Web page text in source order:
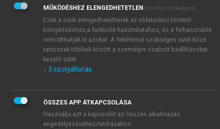
Adatkezelési tájékoztatóbanfoglaltakat tudomásul
veszem és elfogadom.
Általános vásárlási feltételeket, valamint a szotar.netés a
mersz.huoldalak licencszerződéseiben foglaltakat
tudomásul veszem és elfogadom.
KIPRÓBÁLOM
MŰKÖDÉSHEZ ELENGEDHETETLEN (mindig szükséges)
Ezek a sütik elengedhetetlenek az oldalunkon történő
böngészéshez,a funkciók használatához, és a felhasználók
nem tilthatják le azokat. A feltétlenül szükséges sütik közé
tartoznak többek között a személyre szabott beállításokat
kezelő sütik.
↓ 3 szolgáltatás
ÖSSZES APP ÁTKAPCSOLÁSA
Használja ezt a kapcsolót az összes alkalmazás
engedélyezéséhez/letiltásához.